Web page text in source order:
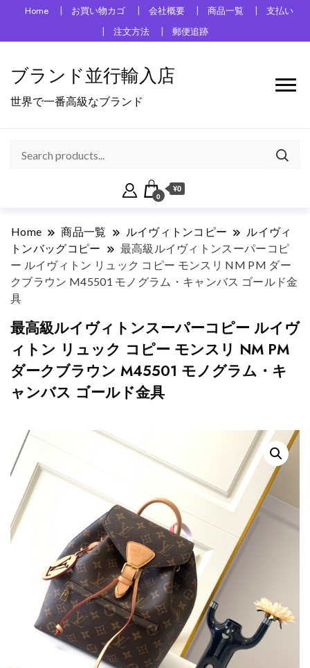
Home お買い物カゴ 会社概要 商品一覧
支払い
注文方法
郵便追跡
ブランド並行輸入店
世界で一番高級なブランド
0
¥0
Home 商品一覧 ルイヴィトンコピー
ルイヴィ
トンバッグコピー
最高級ルイヴィトンスーパーコピ
ー ルイヴィトン リュック コピー モンスリ NM PM ダー
クブラウン M45501 モノグラム・キャンバス ゴールド金
具
最高級ルイヴィトンスーパーコピー ルイヴ
ィトン リュック コピー モンスリ NM PM
ダークブラウン M45501 モノグラム・キ
ャンバス ゴールド金具